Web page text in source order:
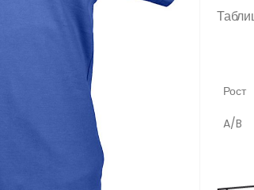
Рост
A/B